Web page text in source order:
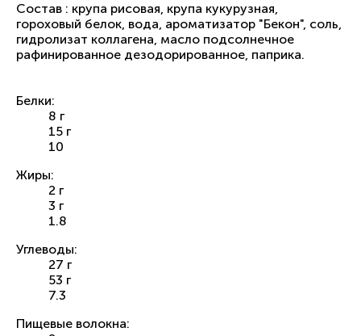
Состав : крупа рисовая, крупа кукурузная,
гороховый белок, вода, ароматизатор "Бекон", соль,
гидролизат коллагена, масло подсолнечное
рафинированное дезодорированное, паприка.
Белки:
8 г
15 г
10
Жиры:
2 г
3 г
1.8
Углеводы:
27 г
53 г
7.3
Пищевые волокна: